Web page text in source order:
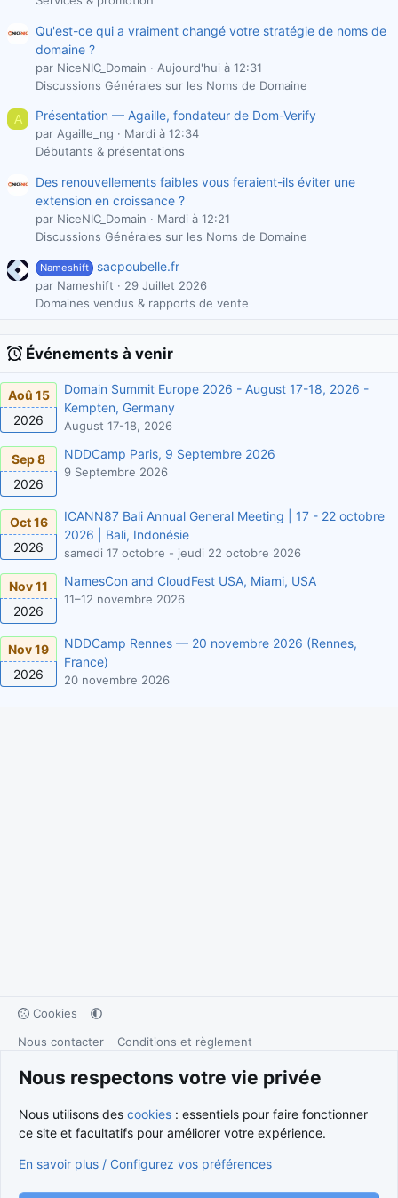
Qu'est-ce qui a vraiment changé votre stratégie de noms de
domaine ?
par NiceNIC_Domain
Aujourd'hui à 12:31
Discussions Générales sur les Noms de Domaine
A Présentation — Agaille, fondateur de Dom-Verify
par Agaille_ng
Mardi à 12:34
Débutants & présentations
Des renouvellements faibles vous feraient-ils éviter une
extension en croissance ?
par NiceNIC_Domain
Mardi à 12:21
Discussions Générales sur les Noms de Domaine
Nameshift sacpoubelle.fr
par Nameshift
29 Juillet 2026
Domaines vendus & rapports de vente
Événements à venir
Aoû 15
2026
Domain Summit Europe 2026 - August 17-18, 2026 -
Kempten, Germany
August 17-18, 2026
Sep 8
2026
NDDCamp Paris, 9 Septembre 2026
9 Septembre 2026
Oct 16
2026
ICANN87 Bali Annual General Meeting | 17 - 22 octobre
2026 | Bali, Indonésie
samedi 17 octobre - jeudi 22 octobre 2026
Nov 11
2026
NamesCon and CloudFest USA, Miami, USA
11–12 novembre 2026
Nov 19
2026
NDDCamp Rennes — 20 novembre 2026 (Rennes,
France)
20 novembre 2026
Cookies
Nous contacter
Conditions et règlement
S
S
Traduction française par
XenForo FR Media embeds via s9e/MediaSites
Nous respectons votre vie privée
Nous utilisons des cookies : essentiels pour faire fonctionner
ce site et facultatifs pour améliorer votre expérience.
En savoir plus / Configurez vos préférences